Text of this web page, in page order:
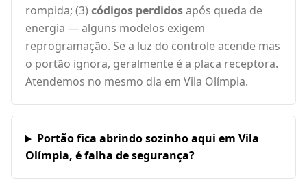
rompida; (3) códigos perdidosapós queda de
energia — alguns modelos exigem
reprogramação. Se a luz do controle acende mas
o portão ignora, geralmente é a placa receptora.
Atendemos no mesmo dia em Vila Olímpia.
Portão fica abrindo sozinho aqui em Vila
Olímpia, é falha de segurança?